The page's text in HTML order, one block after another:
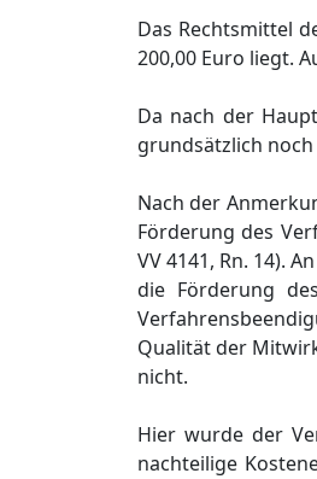
Das Rechtsmittel
200,00 Euro liegt.
Da nach der
grundsätzlich noch
Nach der
Förderung des
VV 4141, Rn. 14).
die Förderung
Qualität der
nicht.
Hier wurde der
nachteilige